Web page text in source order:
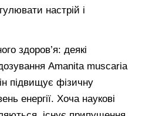
настрій і
здоров’я: деякі
Amanita muscaria
підвищує фізичну
енергії. Хоча наукові